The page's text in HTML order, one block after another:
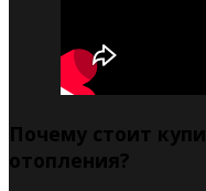
Почему стоит
отопления?